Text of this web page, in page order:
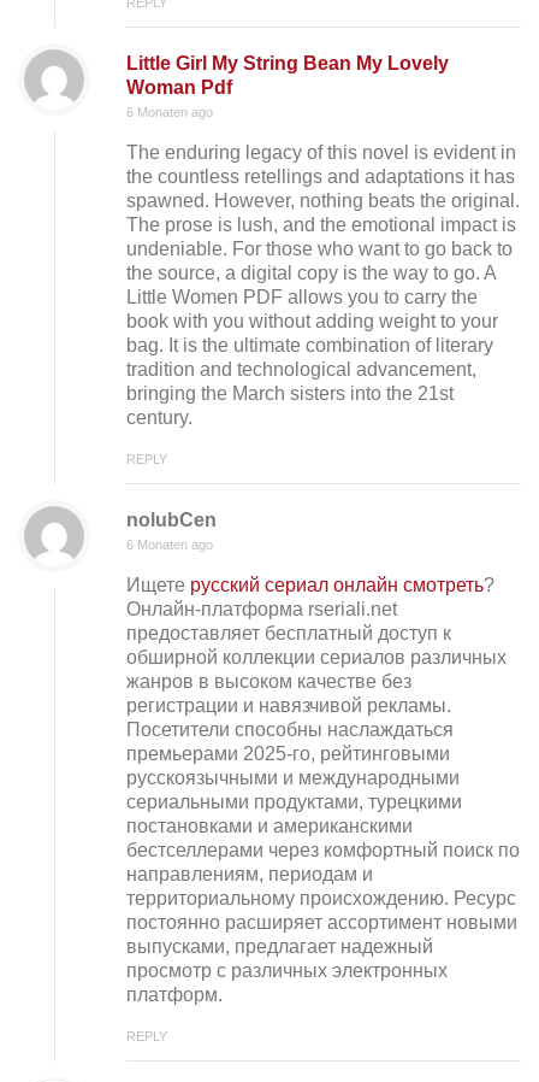
Little Girl My String Bean My Lovely
Woman Pdf
6 Monaten ago
The enduring legacy of this novel is evident in
the countless retellings and adaptations it has
spawned. However, nothing beats the original.
The prose is lush, and the emotional impact is
undeniable. For those who want to go back to
the source, a digital copy is the way to go. A
Little Women PDF allows you to carry the
book with you without adding weight to your
bag. It is the ultimate combination of literary
tradition and technological advancement,
bringing the March sisters into the 21st
century.
REPLY
nolubCen
6 Monaten ago
Ищете русский сериал онлайн смотреть?
Онлайн-платформа rseriali.net
предоставляет бесплатный доступ к
обширной коллекции сериалов различных
жанров в высоком качестве без
регистрации и навязчивой рекламы.
Посетители способны наслаждаться
премьерами 2025-го, рейтинговыми
русскоязычными и международными
сериальными продуктами, турецкими
постановками и американскими
бестселлерами через комфортный поиск по
направлениям, периодам и
территориальному происхождению. Ресурс
постоянно расширяет ассортимент новыми
выпусками, предлагает надежный
просмотр с различных электронных
платформ.
REPLY